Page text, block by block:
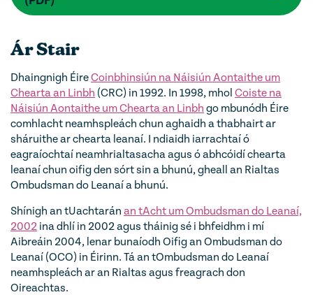
Ár Stair
Dhaingnigh ÉireCoinbhinsiún na Náisiún Aontaithe um
Chearta an Linbh (CRC) in 1992. In 1998, mhol Coiste na
Náisiún Aontaithe um Chearta an Linbh go mbunódh Éire
comhlacht neamhspleách chun aghaidh a thabhairt ar
sháruithe ar chearta leanaí. I ndiaidh iarrachtaí ó
eagraíochtaí neamhrialtasacha agus ó abhcóidí chearta
leanaí chun oifig den sórt sin a bhunú, gheall an Rialtas
Ombudsman do Leanaí a bhunú.
Shínigh an tUachtarán an tAcht um Ombudsman do Leanaí,
2002 ina dhlí in 2002 agus tháinig sé i bhfeidhm i mí
Aibreáin 2004, lenar bunaíodh Oifig an Ombudsman do
Leanaí (OCO) in Éirinn. Tá an tOmbudsman do Leanaí
neamhspleách ar an Rialtas agus freagrach don
Oireachtas.